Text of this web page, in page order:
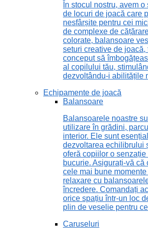
În stocul nostru, avem
de locuri de joacă care
nesfârșite pentru cei
de complexe de
colorate, balansoare
seturi creative de
conceput să
al copilului tău,
dezvoltându-i abilitățile
Echipamente de joacă
Balansoare
Balansoarele noastre
utilizare în grădini,
interior. Ele sunt
dezvoltarea echilibrului
oferă copiilor o senzație
bucurie. Asigurați-vă că
cele mai bune
relaxare cu
încredere. Comandați
orice spațiu într-un loc
plin de veselie pentru
Caruseluri